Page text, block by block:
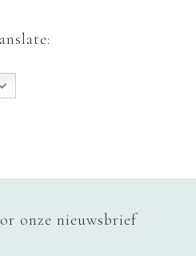
onze nieuwsbrief